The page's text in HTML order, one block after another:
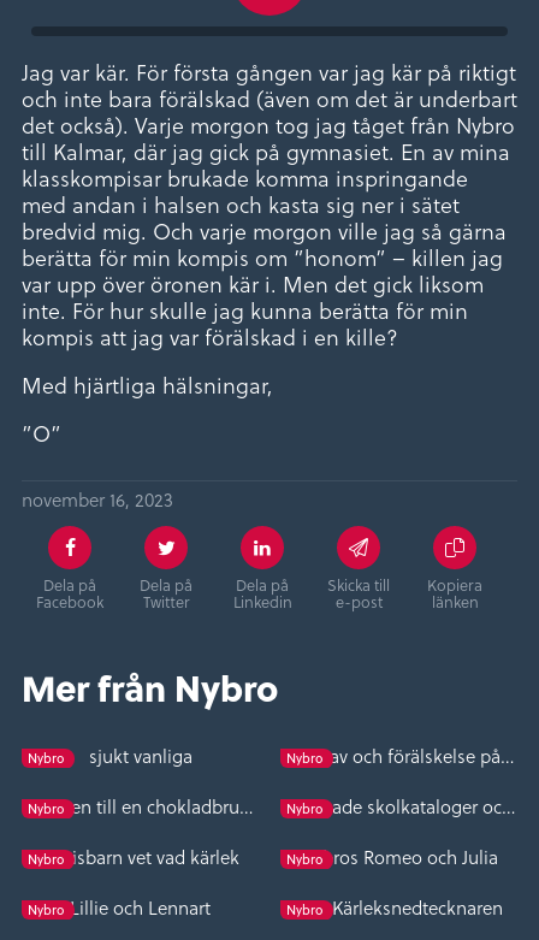
Jag var kär. För första gången var jag kär på riktigt
och inte bara förälskad (även om det är underbart
det också). Varje morgon tog jag tåget från Nybro
till Kalmar, där jag gick på gymnasiet. En av mina
klasskompisar brukade komma inspringande
med andan i halsen och kasta sig ner i sätet
bredvid mig. Och varje morgon ville jag så gärna
berätta för min kompis om ”honom” – killen jag
var upp över öronen kär i. Men det gick liksom
inte. För hur skulle jag kunna berätta för min
kompis att jag var förälskad i en kille?
Med hjärtliga hälsningar,
”O”
november 16, 2023
Dela på
Facebook
Dela på
Twitter
Dela på
Linkedin
Skicka till
e-post
Kopiera
länken
Mer från Nybro
Nybro sjukt vanliga Nybro Skoskav och förälskelse på Thebacken
Nybro kärleken till en chokladbrun häst Nybro Tummade skolkataloger och blandband
Nybro
dagisbarn vet vad kärlek Nybro
Nybros Romeo och Julia
Nybro Lillie och Lennart Nybro
Om Kärleksnedtecknaren